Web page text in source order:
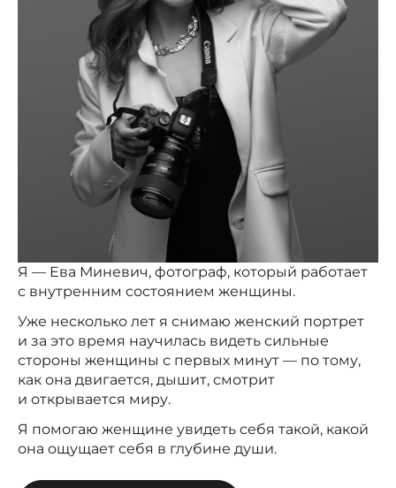
Я — Ева Миневич, фотограф, который работает
с внутренним состоянием женщины.
Уже несколько лет я снимаю женский портрет
и за это время научилась видеть сильные
стороны женщины с первых минут — по тому,
как она двигается, дышит, смотрит
и открывается миру.
Я помогаю женщине увидеть себя такой, какой
она ощущает себя в глубине души.